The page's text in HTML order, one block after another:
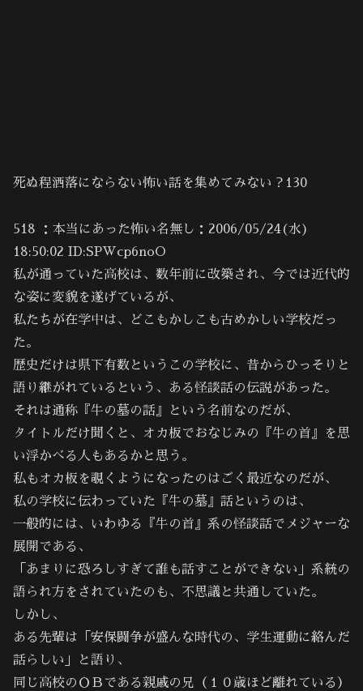
死ぬ程洒落にならない怖い話を集めてみない？130
518 ：本当にあった怖い名無し：2006/05/24(水)
18:50:02 ID:SPWcp6noO
私が通っていた高校は、数年前に改築され、今では近代的
な姿に変貌を遂げているが、
私たちが在学中は、どこもかしこも古めかしい学校だっ
た。
歴史だけは県下有数というこの学校に、昔からひっそりと
語り継がれているという、ある怪談話の伝説があった。
それは通称『牛の墓の話』という名前なのだが、
タイトルだけ聞くと、オカ板でおなじみの『牛の首』を思
い浮かべる人もあるかと思う。
私もオカ板を覗くようになったのはごく最近なのだが、
私の学校に伝わっていた『牛の墓』話というのは、
一般的には、いわゆる『牛の首』系の怪談話でメジャーな
展開である、
「あまりに恐ろしすぎて誰も話すことができない」系統の
語られ方をされていたのも、不思議と共通していた。
しかし、
ある先輩は「安保闘争が盛んな時代の、学生運動に絡んだ
話らしい」と語り、
同じ高校のＯＢである親戚の兄（１０歳ほど離れている）